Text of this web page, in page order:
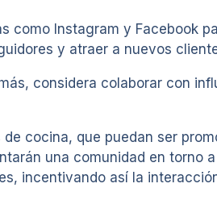
como Instagram y Facebook
y atraer a nuevos
considera colaborar con
cocina, que puedan ser
una comunidad en torno
incentivando así la